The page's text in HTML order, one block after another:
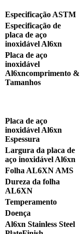
Especificação ASTM
Especificação de
placa de aço
inoxidável Al6xn
Placa de aço
inoxidável
Al6xncomprimento &
Tamanhos
Placa de aço
inoxidável Al6xn
Espessura
Largura da placa de
aço inoxidável Al6xn
Folha AL6XN AMS
Dureza da folha
AL6XN
Temperamento
Doença
Al6xn Stainless Steel